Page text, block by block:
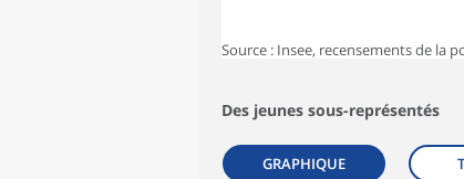
Source : Insee, recensements de la
Des jeunes sous-représentés
GRAPHIQUE